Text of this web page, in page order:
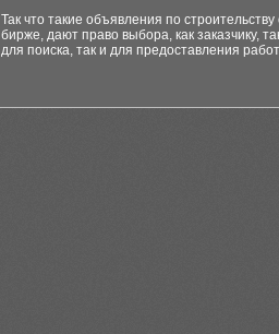
Так что такие объявления по
бирже, дают право выбора, как заказчику,
для поиска, так и для предоставления